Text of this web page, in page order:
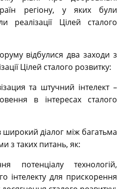
регіону, у яких були
реалізації Цілей сталого
відбулися два заходи з
Цілей сталого розвитку:
та штучний інтелект –
в інтересах сталого
діалог між багатьма
з таких питань, як:
потенціалу технологій,
інтелекту для прискорення